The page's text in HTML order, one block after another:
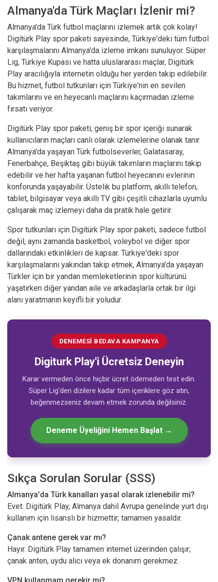
Almanya'da Türk Maçları İzlenir mi?
Almanya'da Türk futbol maçlarını izlemek artık çok kolay!
Digitürk Play spor paketi sayesinde, Türkiye'deki tüm futbol
karşılaşmalarını Almanya'da izleme imkanı sunuluyor. Süper
Lig, Türkiye Kupası ve hatta uluslararası maçlar, Digitürk
Play aracılığıyla internetin olduğu her yerden takip edilebilir.
Bu hizmet, futbol tutkunları için Türkiye'nin en sevilen
takımlarını ve en heyecanlı maçlarını kaçırmadan izleme
fırsatı veriyor.
Digitürk Play spor paketi, geniş bir spor içeriği sunarak
kullanıcıların maçları canlı olarak izlemelerine olanak tanır.
Almanya'da yaşayan Türk futbolseverler, Galatasaray,
Fenerbahçe, Beşiktaş gibi büyük takımların maçlarını takip
edebilir ve her hafta yaşanan futbol heyecanını evlerinin
konforunda yaşayabilir. Üstelik bu platform, akıllı telefon,
tablet, bilgisayar veya akıllı TV gibi çeşitli cihazlarla uyumlu
çalışarak maç izlemeyi daha da pratik hale getirir.
Spor tutkunları için Digitürk Play spor paketi, sadece futbol
değil, aynı zamanda basketbol, voleybol ve diğer spor
dallarındaki etkinlikleri de kapsar. Türkiye'deki spor
karşılaşmalarını yakından takip etmek, Almanya'da yaşayan
Türkler için bir yandan memleketlerinin spor kültürünü
yaşatırken diğer yandan aile ve arkadaşlarla ortak bir ilgi
alanı yaratmanın keyifli bir yoludur.
DENEMESI BEDAVA KAMPANYA
Digiturk Play'i Ücretsiz Deneyin
Karar vermeden önce hiçbir ücret ödemeden test edin.
Süper Lig'den dizilere kadar tüm içeriklere göz atın,
beğenmezseniz devam etmek zorunda değilsiniz.
Deneme Üyeliğini Hemen Başlat →
Sıkça Sorulan Sorular (SSS)
Almanya'da Türk kanalları yasal olarak izlenebilir mi?
Evet. Digitürk Play, Almanya dahil Avrupa genelinde yurt dışı
kullanım için lisanslı bir hizmettir; tamamen yasaldır.
Çanak antene gerek var mı?
Hayır. Digitürk Play tamamen internet üzerinden çalışır;
çanak anten, uydu alıcı veya ek donanım gerekmez.